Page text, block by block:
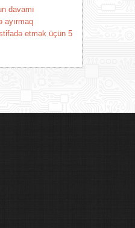
davamı
ayırmaq
etmək üçün 5